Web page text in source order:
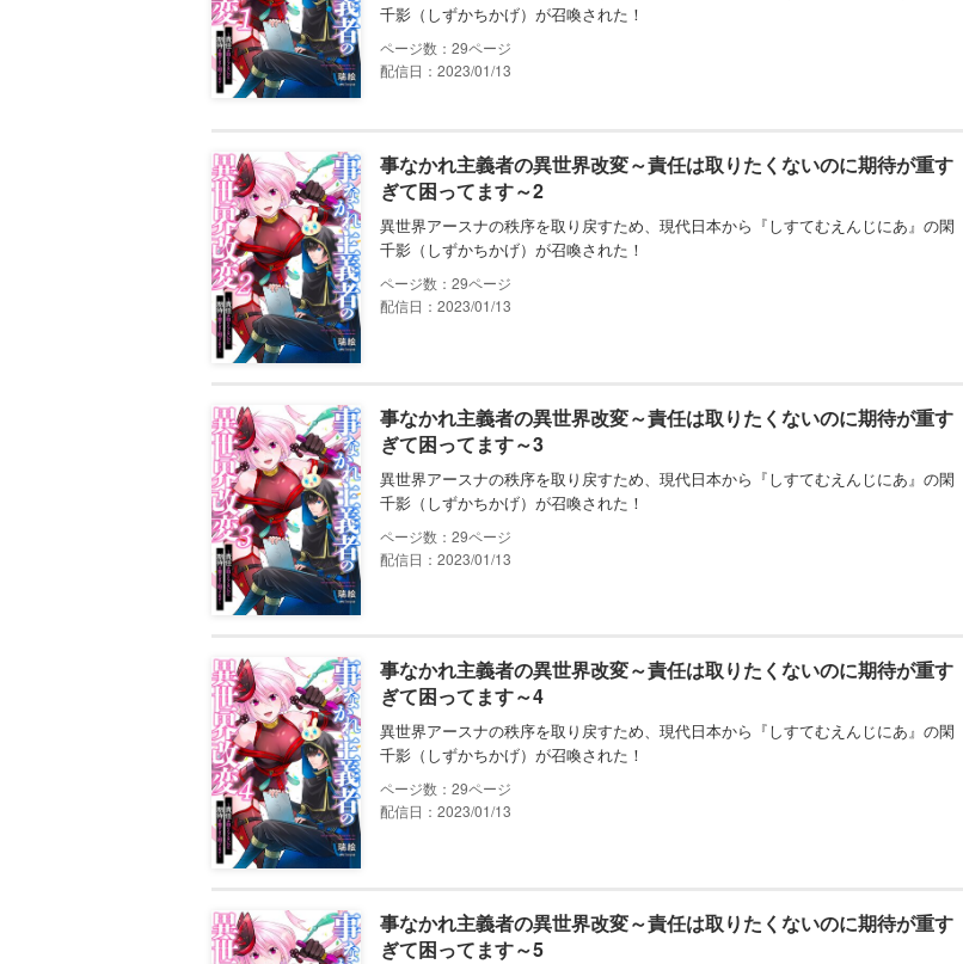
千影（しずかちかげ）が召喚された！
29
配信日：2023/01/13
事なかれ主義者の異世界改変～責任は取りたくないのに期待が重す
ぎて困ってます～2
異世界アースナの秩序を取り戻すため、現代日本から『しすてむえんじにあ』の閑
千影（しずかちかげ）が召喚された！
29
配信日：2023/01/13
事なかれ主義者の異世界改変～責任は取りたくないのに期待が重す
ぎて困ってます～3
異世界アースナの秩序を取り戻すため、現代日本から『しすてむえんじにあ』の閑
千影（しずかちかげ）が召喚された！
29
配信日：2023/01/13
事なかれ主義者の異世界改変～責任は取りたくないのに期待が重す
ぎて困ってます～4
異世界アースナの秩序を取り戻すため、現代日本から『しすてむえんじにあ』の閑
千影（しずかちかげ）が召喚された！
29
配信日：2023/01/13
事なかれ主義者の異世界改変～責任は取りたくないのに期待が重す
ぎて困ってます～5